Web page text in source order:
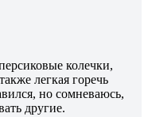
колечки,
легкая горечь
но сомневаюсь,
другие.